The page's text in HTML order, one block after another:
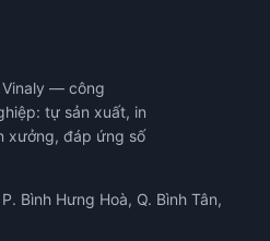
Vinaly — công
tự sản xuất, in
xưởng, đáp ứng số
Bình Hưng Hoà, Q. Bình Tân,